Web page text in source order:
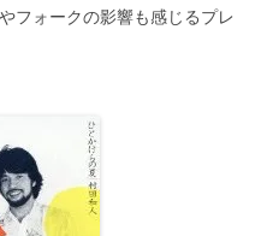
フォークの影響も感じるプレ